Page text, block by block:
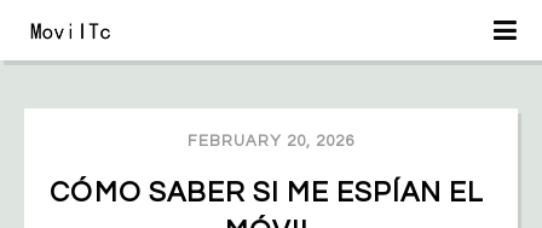
FEBRUARY 20, 2026
CÓMO SABER SI ME ESPÍAN EL